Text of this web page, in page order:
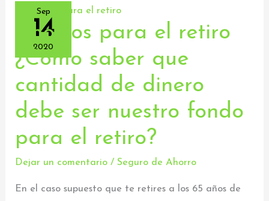
Sep
14
2020
Ahorros para el retiro
¿Cómo saber que
cantidad de dinero
debe ser nuestro fondo
para el retiro?
Dejar un comentario /Seguro de Ahorro
En el caso supuesto que te retires a los 65 años de
Ahorros
para
el
retiro
¿Cómo
saber
que
dinero